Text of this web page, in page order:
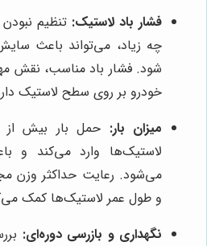
فشار باد لاستیک: تنظیم
چه زیاد، می‌تواند باعث
شود. فشار باد مناسب، نقش
خودرو بر روی سطح لاستیک
میزان بار: حمل بار بیش از
لاستیک‌ها وارد می‌کند و
می‌شود. رعایت حداکثر وزن
و طول عمر لاستیک‌ها کمک
نگهداری و بازرسی دوره‌ای: